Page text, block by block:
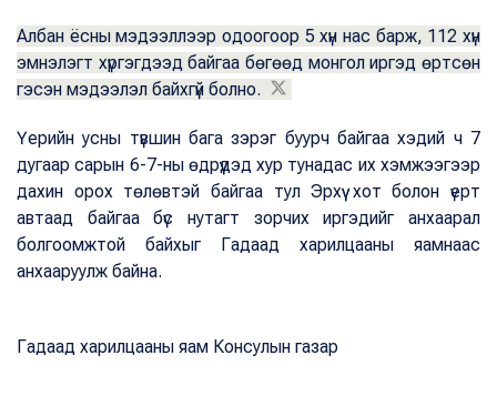
Албан ёсны мэдээллээр одоогоор 5 хүн нас барж, 112 хүн
эмнэлэгт хүргэгдээд байгаа бөгөөд монгол иргэд өртсөн
гэсэн мэдээлэл байхгүй болно.
Үерийн усны түвшин бага зэрэг буурч байгаа хэдий ч 7
дугаар сарын 6-7-ны өдрүүдэд хур тунадас их хэмжээгээр
дахин орох төлөвтэй байгаа тул Эрхүү хот болон үерт
автаад байгаа бүс нутагт зорчих иргэдийг анхаарал
болгоомжтой байхыг Гадаад харилцааны яамнаас
анхааруулж байна.
Гадаад харилцааны яам Консулын газар